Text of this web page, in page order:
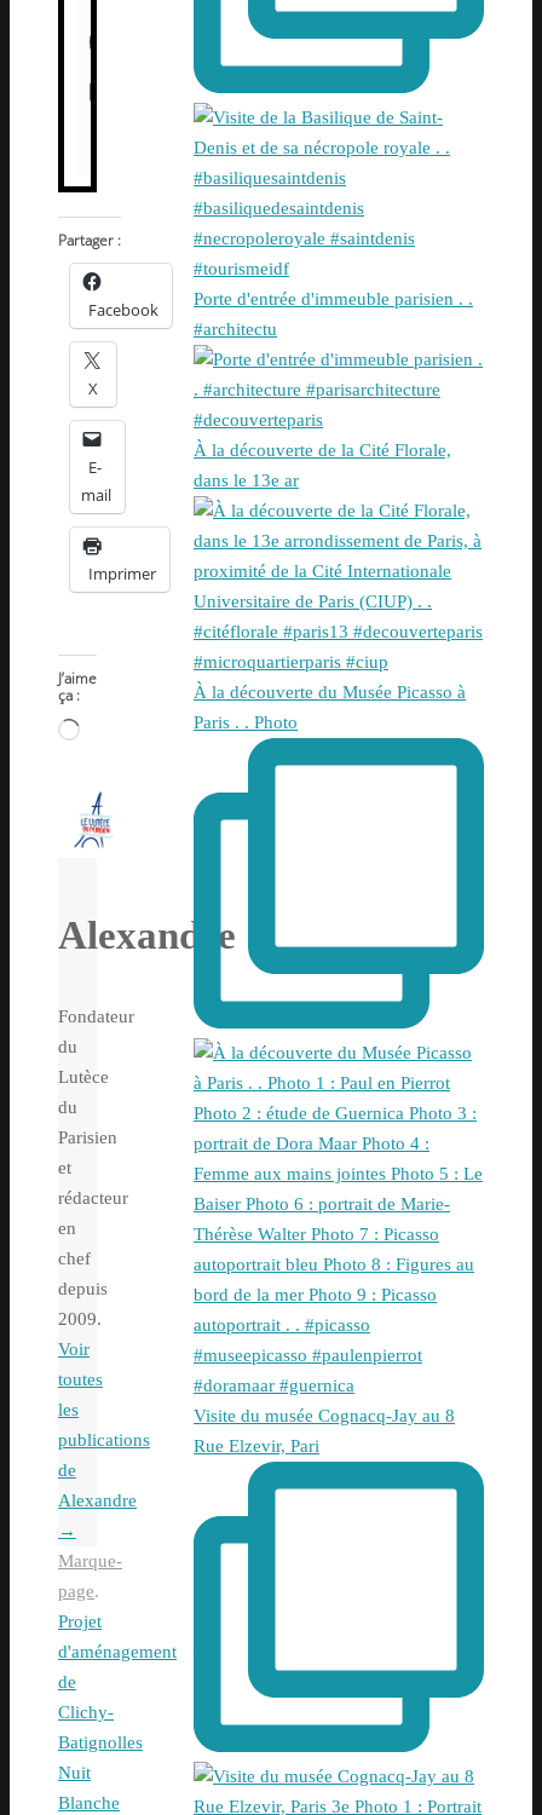
Partager :
Facebook
X
E-
mail
Imprimer
J’aime
ça :
Chargement…
Alexandre
Fondateur
du
Lutèce
du
Parisien
et
rédacteur
en
chef
depuis
2009.
Voir
toutes
les
publications
de
Alexandre
→
Marque-
page.
Projet
d'aménagement
de
Clichy-
Batignolles
Nuit
Blanche
Porte d'entrée d'immeuble parisien . .
#architectu
À la découverte de la Cité Florale,
dans le 13e ar
À la découverte du Musée Picasso à
Paris . . Photo
Visite du musée Cognacq-Jay au 8
Rue Elzevir, Pari